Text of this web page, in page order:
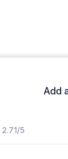
Add
2.71/5